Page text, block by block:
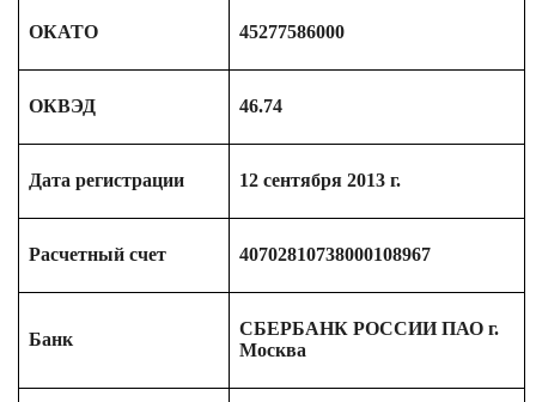
ОКАТО 45277586000
ОКВЭД 46.74
Дата регистрации 12 сентября 2013 г.
Расчетный счет 40702810738000108967
Банк
СБЕРБАНК РОССИИ ПАО г.
Москва